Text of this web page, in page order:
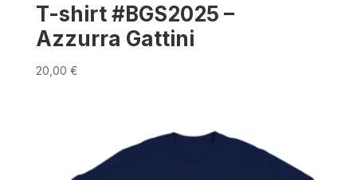
T-shirt #BGS2025 –
Azzurra Gattini
20,00 €